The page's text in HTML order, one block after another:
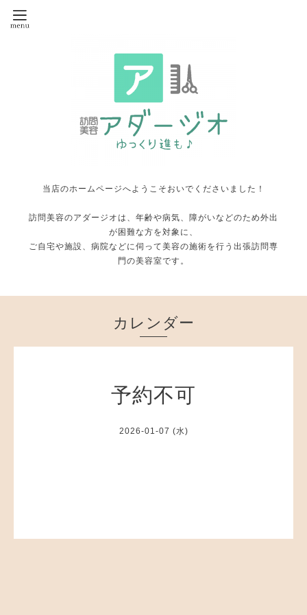
当店のホームページへようこそおいでくださいました！
訪問美容のアダージオは、年齢や病気、障がいなどのため外出
が困難な方を対象に、
ご自宅や施設、病院などに伺って美容の施術を行う出張訪問専
門の美容室です。
カレンダー
予約不可
2026-01-07 (水)